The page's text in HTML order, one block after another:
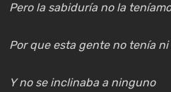
Pero la sabiduría no la
Por que esta gente no tenía
Y no se inclinaba a ninguno